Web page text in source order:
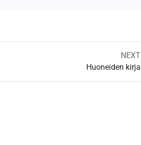
NEXT
Huoneiden kirja